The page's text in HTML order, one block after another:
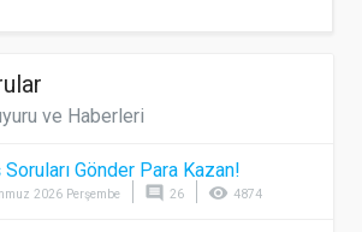
ve Haberleri
Soruları Gönder Para Kazan!
2026 Perşembe comment 26 visibility 4874